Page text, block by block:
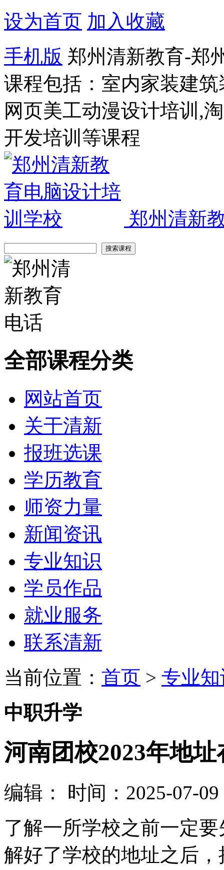
设为首页 加入收藏
手机版 郑州清新教育-郑
课程包括：室内家装建
网页美工动漫设计培训,
开发培训等课程
郑州清新
全部课程分类
网站首页
关于清新
报班选课
学历教育
师资力量
新闻资讯
专业知识
学员作品
就业服务
联系清新
当前位置： 首页 > 专业
中职升学
河南团校2023年地址
编辑：
时间：2025-07-09
了解一所学校之前一定
解好了学校的地址之后